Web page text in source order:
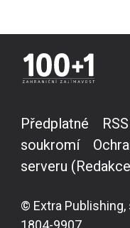
Předplatné RSS
soukromí
serveru
© Extra Publishing,
1804-9907